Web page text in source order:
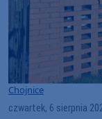
Chojnice
czwartek, 6 sierpnia